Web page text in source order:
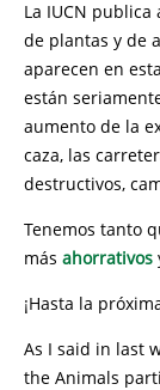
La IUCN
de plantas y de
aparecen en
están
aumento de la
caza, las
destructivos,
Tenemos tanto
más ahorrativos
¡Hasta la
As I said in last
the Animals